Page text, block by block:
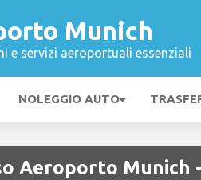
Munich
e servizi aeroportuali essenziali
NOLEGGIO AUTO
Aeroporto Munich